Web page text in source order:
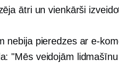
ātri un vienkārši
nebija pieredzes ar e-
"Mēs veidojām